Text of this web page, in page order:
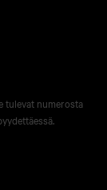
tulevat numerosta